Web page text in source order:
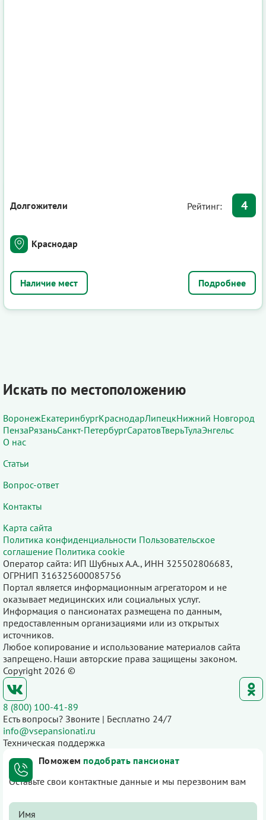
Долгожители Рейтинг: 4
Краснодар
Подробнее
Искать по местоположению
ВоронежЕкатеринбургКраснодарЛипецкНижний Новгород
ПензаРязаньСанкт-ПетербургСаратовТверьТулаЭнгельс
О нас
Статьи
Вопрос-ответ
Контакты
Карта сайта
Политика конфиденциальности Пользовательское
соглашение Политика cookie
Оператор сайта: ИП Шубных А.А., ИНН 325502806683,
ОГРНИП 316325600085756
Портал является информационным агрегатором и не
оказывает медицинских или социальных услуг.
Информация о пансионатах размещена по данным,
предоставленным организациями или из открытых
источников.
Любое копирование и использование материалов сайта
запрещено. Наши авторские права защищены законом.
Copyright 2026 ©
8 (800) 100-41-89
Есть вопросы? Звоните | Бесплатно 24/7
info@vsepansionati.ru
Техническая поддержка
Поможем подобрать пансионат
Оставьте свои контактные данные и мы перезвоним вам